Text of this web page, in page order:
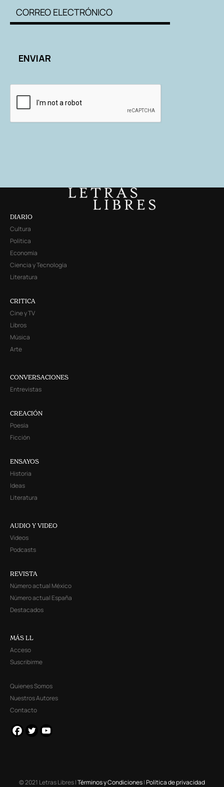
DIARIO
Cultura
Política
Economía
Ciencia y Tecnología
Literatura
CRITICA
Cine y TV
Libros
Música
Arte
CONVERSACIONES
Entrevistas
CREACIÓN
Poesía
Ficción
ENSAYOS
Historia
Ideas
Literatura
AUDIO Y VIDEO
Videos
Podcasts
REVISTA
Número actual México
Número actual España
Destacados
MÁS LL
Acceso
Suscribirme
Quienes Somos
Nuestros Autores
Contacto
© 2021 Letras Libres |Términos y Condiciones|Política de privacidad